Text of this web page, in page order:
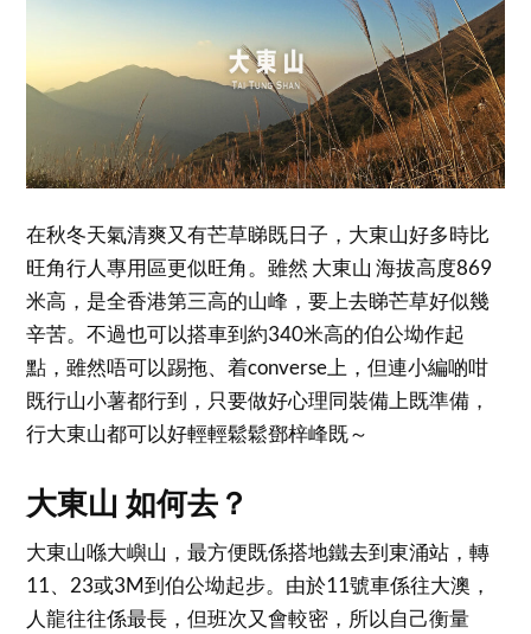
在秋冬天氣清爽又有芒草睇既日子，大東山好多時比
旺角行人專用區更似旺角。雖然 大東山 海拔高度869
米高，是全香港第三高的山峰，要上去睇芒草好似幾
辛苦。不過也可以搭車到約340米高的伯公坳作起
點，雖然唔可以踢拖、着converse上，但連小編啲咁
既行山小薯都行到，只要做好心理同裝備上既準備，
行大東山都可以好輕輕鬆鬆鄧梓峰既～
大東山 如何去？
大東山喺大嶼山，最方便既係搭地鐵去到東涌站，轉
11、23或3M到伯公坳起步。由於11號車係往大澳，
人龍往往係最長，但班次又會較密，所以自己衡量